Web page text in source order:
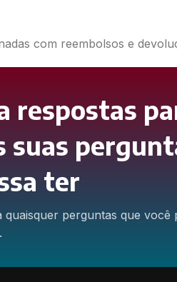
com reembolsos e
respostas
suas
ter
quaisquer perguntas que você